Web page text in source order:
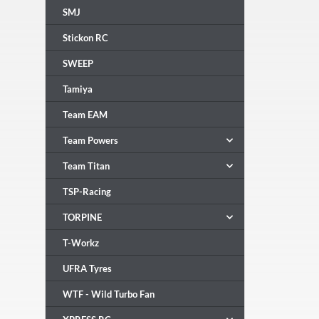
SMJ
Stickon RC
SWEEP
Tamiya
Team EAM
Team Powers
Team Titan
TSP-Racing
TORPINE
T-Workz
UFRA Tyres
WTF - Wild Turbo Fan